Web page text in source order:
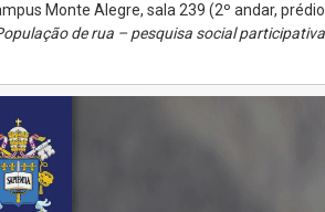
Monte Alegre, sala 239 (2º andar,
de rua – pesquisa social participativa